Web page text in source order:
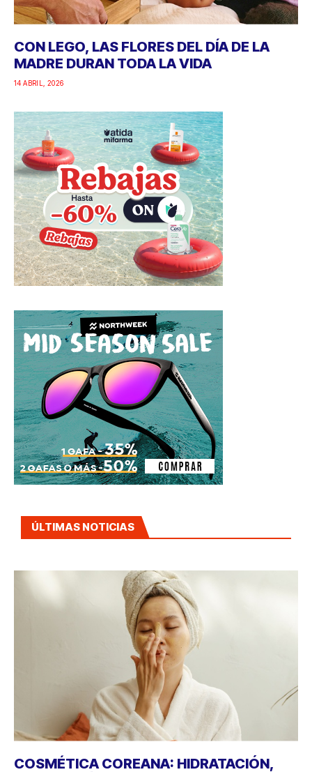
CON LEGO, LAS FLORES DEL DÍA DE LA
MADRE DURAN TODA LA VIDA
14 ABRIL, 2026
ÚLTIMAS NOTICIAS
COSMÉTICA COREANA: HIDRATACIÓN,